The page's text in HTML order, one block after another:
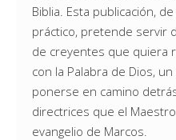
Biblia. Esta publicación,
práctico, pretende servir
de creyentes que quiera
con la Palabra de Dios,
ponerse en camino
directrices que el
evangelio de Marcos.